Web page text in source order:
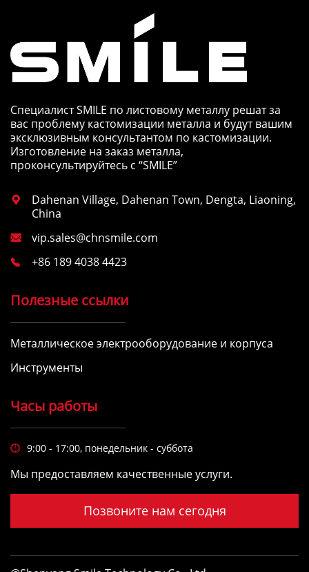
Специалист SMILE по листовому металлу решат за
вас проблему кастомизации металла и будут вашим
эксклюзивным консультантом по кастомизации.
Изготовление на заказ металла,
проконсультируйтесь с “SMILE”

Dahenan Village, Dahenan Town, Dengta, Liaoning,
China
 vip.sales@chnsmile.com
 +86 189 4038 4423
Полезные ссылки
Металлическое электрооборудование и корпуса
Инструменты
Часы работы
 9:00 - 17:00, понедельник - суббота
Мы предоставляем качественные услуги.
Позвоните нам сегодня